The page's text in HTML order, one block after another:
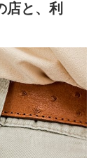
店と、利